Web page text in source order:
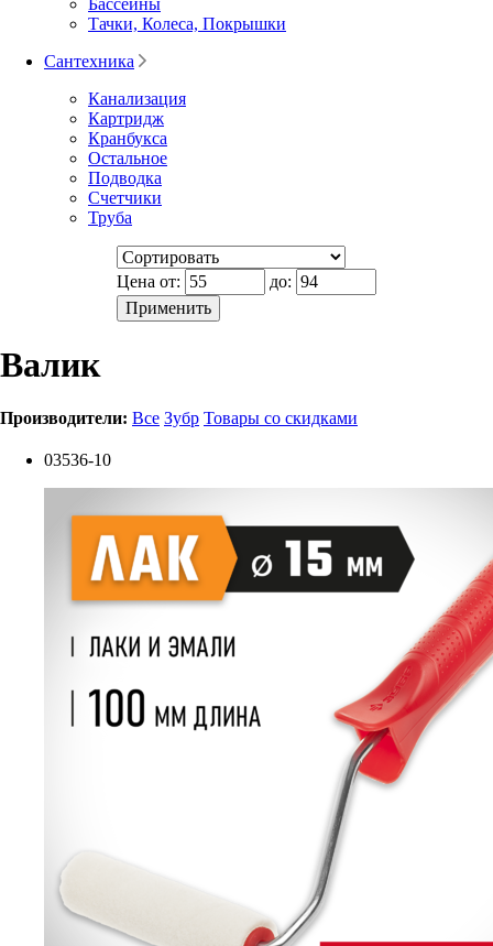
Тачки, Колеса, Покрышки
Сантехника
Канализация
Картридж
Кранбукса
Остальное
Подводка
Счетчики
Труба
Цена от: до:
Валик
Производители: Все Зубр Товары со скидками
03536-10